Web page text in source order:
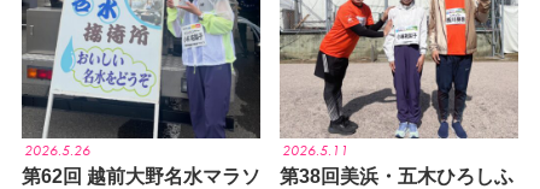
2026.5.26
第62回 越前大野名水マラソ
2026.5.11
第38回美浜・五木ひろしふ